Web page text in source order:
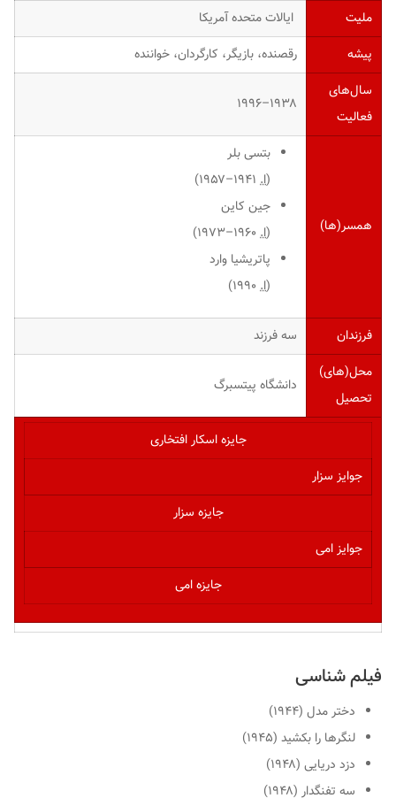
ملیت
ایالات متحده آمریکا
پیشه
رقصنده، بازیگر، کارگردان، خواننده
سال‌های
فعالیت
۱۹۳۸–۱۹۹۶
همسر(ها)
بتسی بلر
(ا.
جین کاین
(ا.
پاتریشیا وارد
(ا.
فرزندان
سه فرزند
محل(های)
تحصیل
دانشگاه پیتسبرگ
جایزه اسکار افتخاری
جوایز سزار
جایزه سزار
جوایز امی
جایزه امی
فیلم شناسی
دختر مدل (۱۹۴۴)
لنگرها را بکشید (۱۹۴۵)
دزد دریایی (۱۹۴۸)
سه تفنگدار (۱۹۴۸)